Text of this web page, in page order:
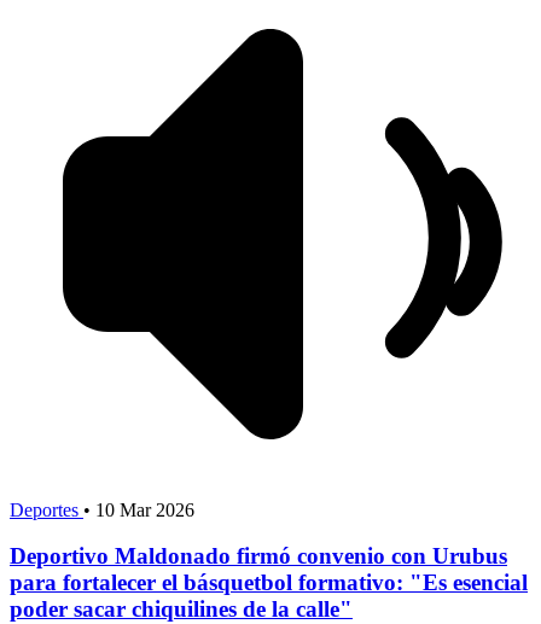
Deportes • 10 Mar 2026
Deportivo Maldonado firmó convenio con Urubus
para fortalecer el básquetbol formativo: "Es esencial
poder sacar chiquilines de la calle"